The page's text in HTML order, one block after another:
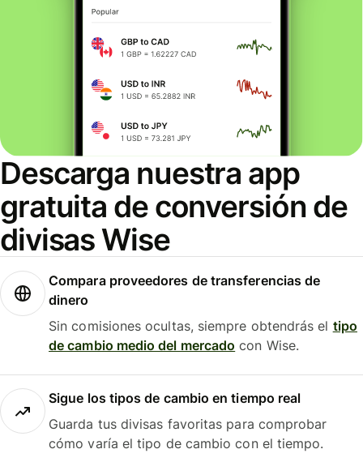
Descarga nuestra app
gratuita de conversión de
divisas Wise
Compara proveedores de transferencias de
dinero
Sin comisiones ocultas, siempre obtendrás el tipo
de cambio medio del mercado con Wise.
Sigue los tipos de cambio en tiempo real
Guarda tus divisas favoritas para comprobar
cómo varía el tipo de cambio con el tiempo.